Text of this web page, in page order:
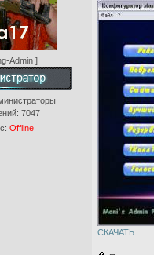
Admin ]
7047
Offline
СКАЧАТЬ